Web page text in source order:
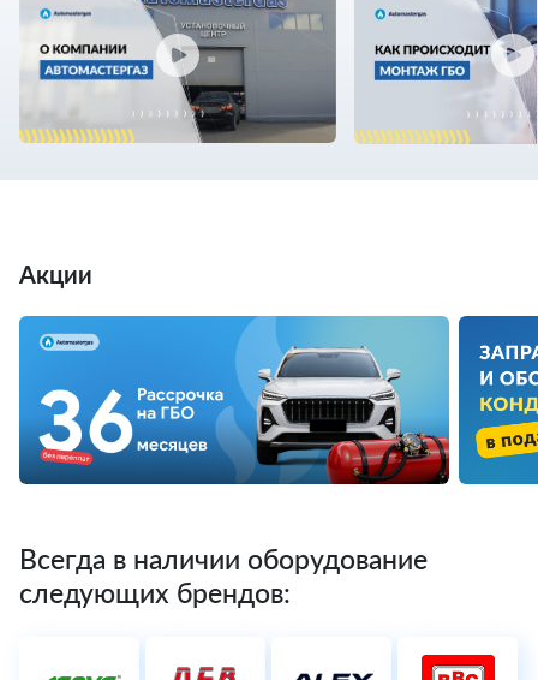
Акции
Всегда в наличии оборудование
следующих брендов: